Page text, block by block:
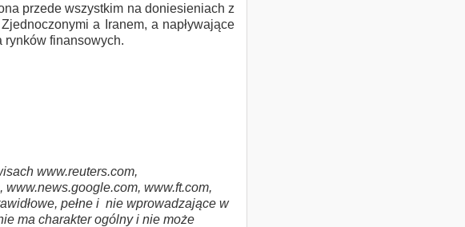
przede wszystkim na doniesieniach z
a Iranem, a napływające
rynków finansowych.
www.reuters.com,
www.ft.com,
pełne i nie wprowadzające w
ma charakter ogólny i nie może